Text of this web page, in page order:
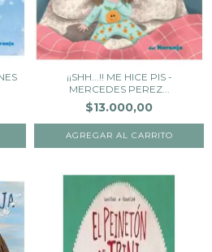
¡¡SHH...!! ME HICE PIS -
MERCEDES PEREZ...
$13.000,00